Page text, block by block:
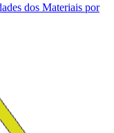
dos Materiais por